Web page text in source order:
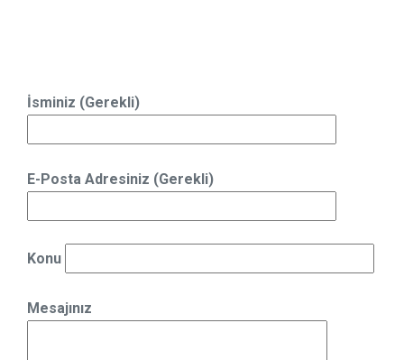
İsminiz (Gerekli)
E-Posta Adresiniz (Gerekli)
Konu
Mesajınız